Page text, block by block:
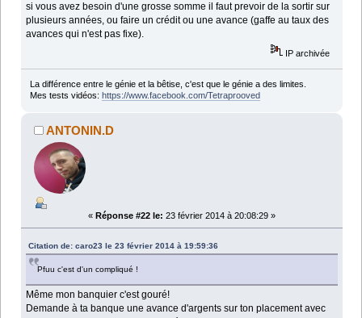
si vous avez besoin d'une grosse somme il faut prevoir de la sortir sur
plusieurs années, ou faire un crédit ou une avance (gaffe au taux des
avances qui n'est pas fixe).
IP archivée
La différence entre le génie et la bêtise, c'est que le génie a des limites.
Mes tests vidéos: https://www.facebook.com/Tetraprooved
ANTONIN.D
« Réponse #22 le: 23 février 2014 à 20:08:29 »
Citation de: caro23 le 23 février 2014 à 19:59:36
Pfuu c'est d'un compliqué !
Même mon banquier c'est gouré!
Demande à ta banque une avance d'argents sur ton placement avec